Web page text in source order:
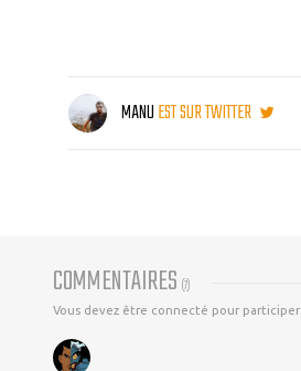
MANUEST SUR TWITTER
COMMENTAIRES (7)
Vous devez être connecté pour participer